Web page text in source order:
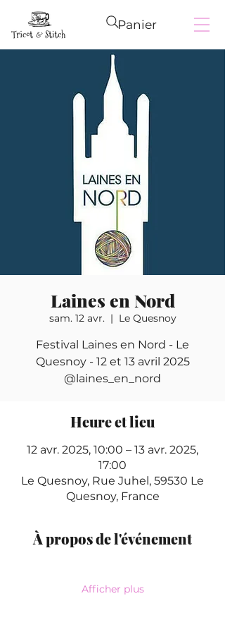
Panier
Laines en Nord
sam. 12 avr.
  |
Le Quesnoy
Festival Laines en Nord - Le
Quesnoy - 12 et 13 avril 2025
@laines_en_nord
Heure et lieu
12 avr. 2025, 10:00 – 13 avr. 2025,
17:00
Le Quesnoy, Rue Juhel, 59530 Le
Quesnoy, France
À propos de l'événement
Afficher plus